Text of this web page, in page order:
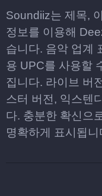
Soundiiz는 제목,
정보를 이용해
습니다. 음악 업계
용 UPC를 사용할
집니다. 라이브 버
스터 버전, 익스텐
다. 충분한 확신으
명확하게 표시됩니